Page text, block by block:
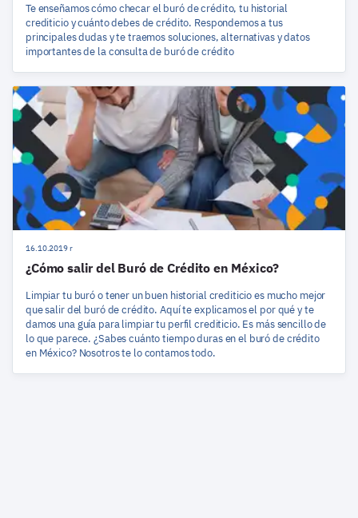
Te enseñamos cómo checar el buró de crédito, tu historial
crediticio y cuánto debes de crédito. Respondemos a tus
principales dudas y te traemos soluciones, alternativas y datos
importantes de la consulta de buró de crédito
16.10.2019 r
¿Cómo salir del Buró de Crédito en México?
Limpiar tu buró o tener un buen historial crediticio es mucho mejor
que salir del buró de crédito. Aquí te explicamos el por qué y te
damos una guía para limpiar tu perfil crediticio. Es más sencillo de
lo que parece. ¿Sabes cuánto tiempo duras en el buró de crédito
en México? Nosotros te lo contamos todo.